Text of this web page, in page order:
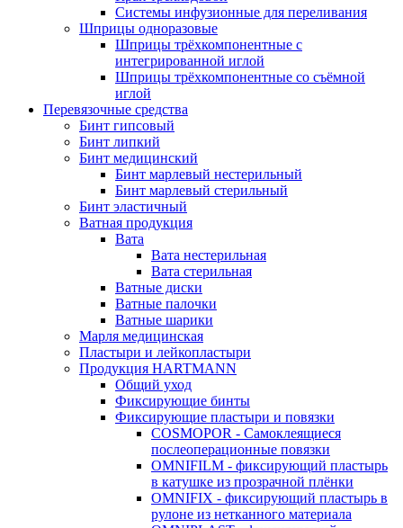
Системы инфузионные для переливания
Шприцы одноразовые
Шприцы трёхкомпонентные с
интегрированной иглой
Шприцы трёхкомпонентные со съёмной
иглой
Перевязочные средства
Бинт гипсовый
Бинт липкий
Бинт медицинский
Бинт марлевый нестерильный
Бинт марлевый стерильный
Бинт эластичный
Ватная продукция
Вата
Вата нестерильная
Вата стерильная
Ватные диски
Ватные палочки
Ватные шарики
Марля медицинская
Пластыри и лейкопластыри
Продукция HARTMANN
Общий уход
Фиксирующие бинты
Фиксирующие пластыри и повязки
COSMOPOR - Самоклеящиеся
послеоперационные повязки
OMNIFILM - фиксирующий пластырь
в катушке из прозрачной плёнки
OMNIFIX - фиксирующий пластырь в
рулоне из нетканного материала